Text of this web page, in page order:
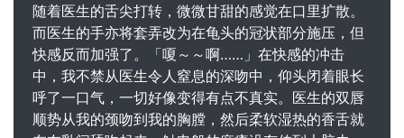
随着医生的舌尖打转，微微甘甜的感觉在口里扩散。
而医生的手亦将套弄改为在龟头的冠状部分施压，但
快感反而加强了。「嗄～～啊……」在快感的冲击
中，我不禁从医生令人窒息的深吻中，仰头闭着眼长
呼了一口气，一切好像变得有点不真实。医生的双唇
顺势从我的颈吻到我的胸膛，然后柔软湿热的香舌就